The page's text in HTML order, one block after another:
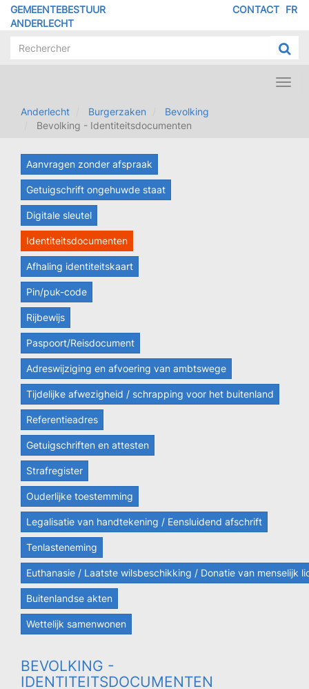
Overslaan
GEMEENTEBESTUUR
ANDERLECHT
FR
CONTACT
Anderlecht
Burgerzaken
Bevolking
Bevolking - Identiteitsdocumenten
Aanvragen zonder afspraak
Getuigschrift ongehuwde staat
Digitale sleutel
Identiteitsdocumenten
Afhaling identiteitskaart
Pin/puk-code
Rijbewijs
Paspoort/Reisdocument
Adreswijziging en afvoering van ambtswege
Tijdelijke afwezigheid / schrapping voor het buitenland
Referentieadres
Getuigschriften en attesten
Strafregister
Ouderlijke toestemming
Legalisatie van handtekening / Eensluidend afschrift
Tenlasteneming
Euthanasie / Laatste wilsbeschikking / Donatie van menselijk
Buitenlandse akten
Wettelijk samenwonen
BEVOLKING -
IDENTITEITSDOCUMENTEN